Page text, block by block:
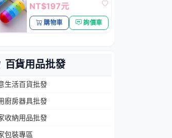
NT$197元
購物車 詢價車
百貨用品批發
生活百貨批發
廚房器具批發
收納用品批發
包裝專區
圾袋收納器環保清潔